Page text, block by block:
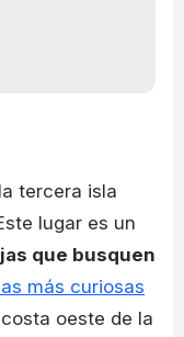
tercera isla
lugar es un
que busquen
más curiosas
oeste de la